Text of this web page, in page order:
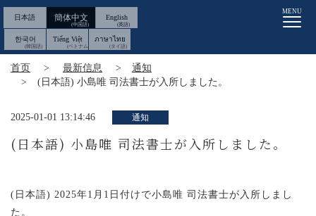
日本語 簡体中文 English
한국어 Tiếng Việt ภาษาไทย
MENU
首页 最新信息
通知
(日本語) 小島唯 司法書士が入所しました。
2025-01-01 13:14:46 通知
(日本語) 小島唯 司法書士が入所しました。
(日本語) 2025年1月1日付けで小島唯 司法書士が入所しまし
た。